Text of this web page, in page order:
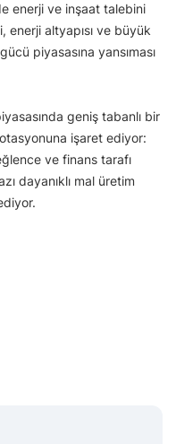
enerji ve inşaat talebini
altyapısı ve büyük
piyasasına yansıması
geniş tabanlı bir
işaret ediyor:
ve finans tarafı
dayanıklı mal üretim